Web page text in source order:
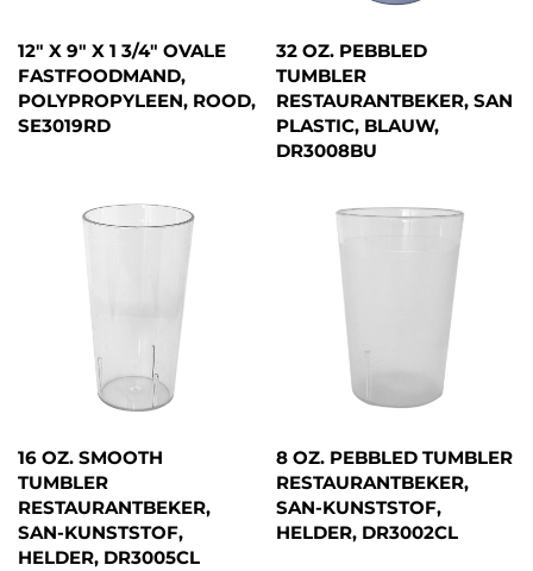
12" X 9" X 1 3/4" OVALE
FASTFOODMAND,
POLYPROPYLEEN, ROOD,
SE3019RD
32 OZ. PEBBLED
TUMBLER
RESTAURANTBEKER, SAN
PLASTIC, BLAUW,
DR3008BU
16 OZ. SMOOTH
TUMBLER
RESTAURANTBEKER,
SAN-KUNSTSTOF,
HELDER, DR3005CL
8 OZ. PEBBLED TUMBLER
RESTAURANTBEKER,
SAN-KUNSTSTOF,
HELDER, DR3002CL